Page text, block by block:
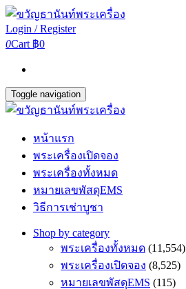
Login / Register
0Cart ฿0
Toggle navigation
หน้าแรก
พระเครื่องเปิดจอง
พระเครื่องทั้งหมด
หมายเลขพัสดุEMS
วิธีการเช่าบูชา
Shop by category
พระเครื่องทั้งหมด (11,554)
พระเครื่องเปิดจอง (8,525)
หมายเลขพัสดุEMS (115)